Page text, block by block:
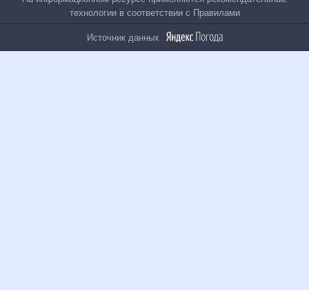
На информационном ресурсе применяются
рекомендательные технологии в соответствии сПравилами
Источник данных